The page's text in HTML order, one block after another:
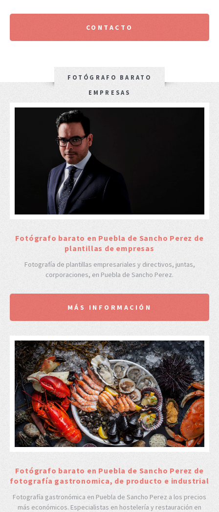
CONTACTO
FOTÓGRAFO BARATO
EMPRESAS
Fotógrafo barato en Puebla de Sancho Perez de
plantillas de empresas
Fotografía de plantillas empresariales y directivos, juntas,
corporaciones, en Puebla de Sancho Perez.
MÁS INFORMACIÓN
Fotógrafo barato en Puebla de Sancho Perez de
fotografía gastronomica, de producto e industrial
Fotografía gastronómica en Puebla de Sancho Perez a los precios
más económicos. Especialistas en hostelería y restauración en